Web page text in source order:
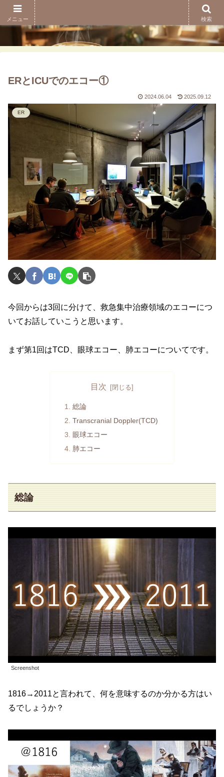
ERとICUでのエコー①
2024.06.04 2025.09.12
ER
今回からは3回に分けて、救急集中治療領域のエコーにつ
いてお話していこうと思います。
まず第1回はTCD、眼球エコー、肺エコーについてです。
目次
総論
Transcranial Doppler(TCD)
眼球エコー
肺エコー
総論
Screenshot
1816→2011と言われて、何を意味するのか分かる方はい
るでしょうか？
メニュー 検索